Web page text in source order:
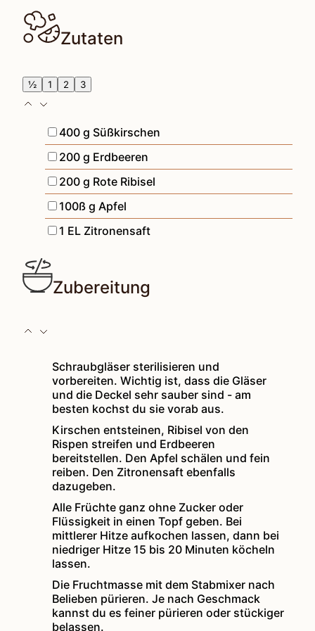
Zutaten
½ 1 2 3
▢
400 g Süßkirschen
▢
200 g Erdbeeren
▢
200 g Rote Ribisel
▢
100ß g Apfel
▢
1 EL Zitronensaft
Zubereitung
Schraubgläser sterilisieren und
vorbereiten. Wichtig ist, dass die Gläser
und die Deckel sehr sauber sind - am
besten kochst du sie vorab aus.
Kirschen entsteinen, Ribisel von den
Rispen streifen und Erdbeeren
bereitstellen. Den Apfel schälen und fein
reiben. Den Zitronensaft ebenfalls
dazugeben.
Alle Früchte ganz ohne Zucker oder
Flüssigkeit in einen Topf geben. Bei
mittlerer Hitze aufkochen lassen, dann bei
niedriger Hitze 15 bis 20 Minuten köcheln
lassen.
Die Fruchtmasse mit dem Stabmixer nach
Belieben pürieren. Je nach Geschmack
kannst du es feiner pürieren oder stückiger
belassen.